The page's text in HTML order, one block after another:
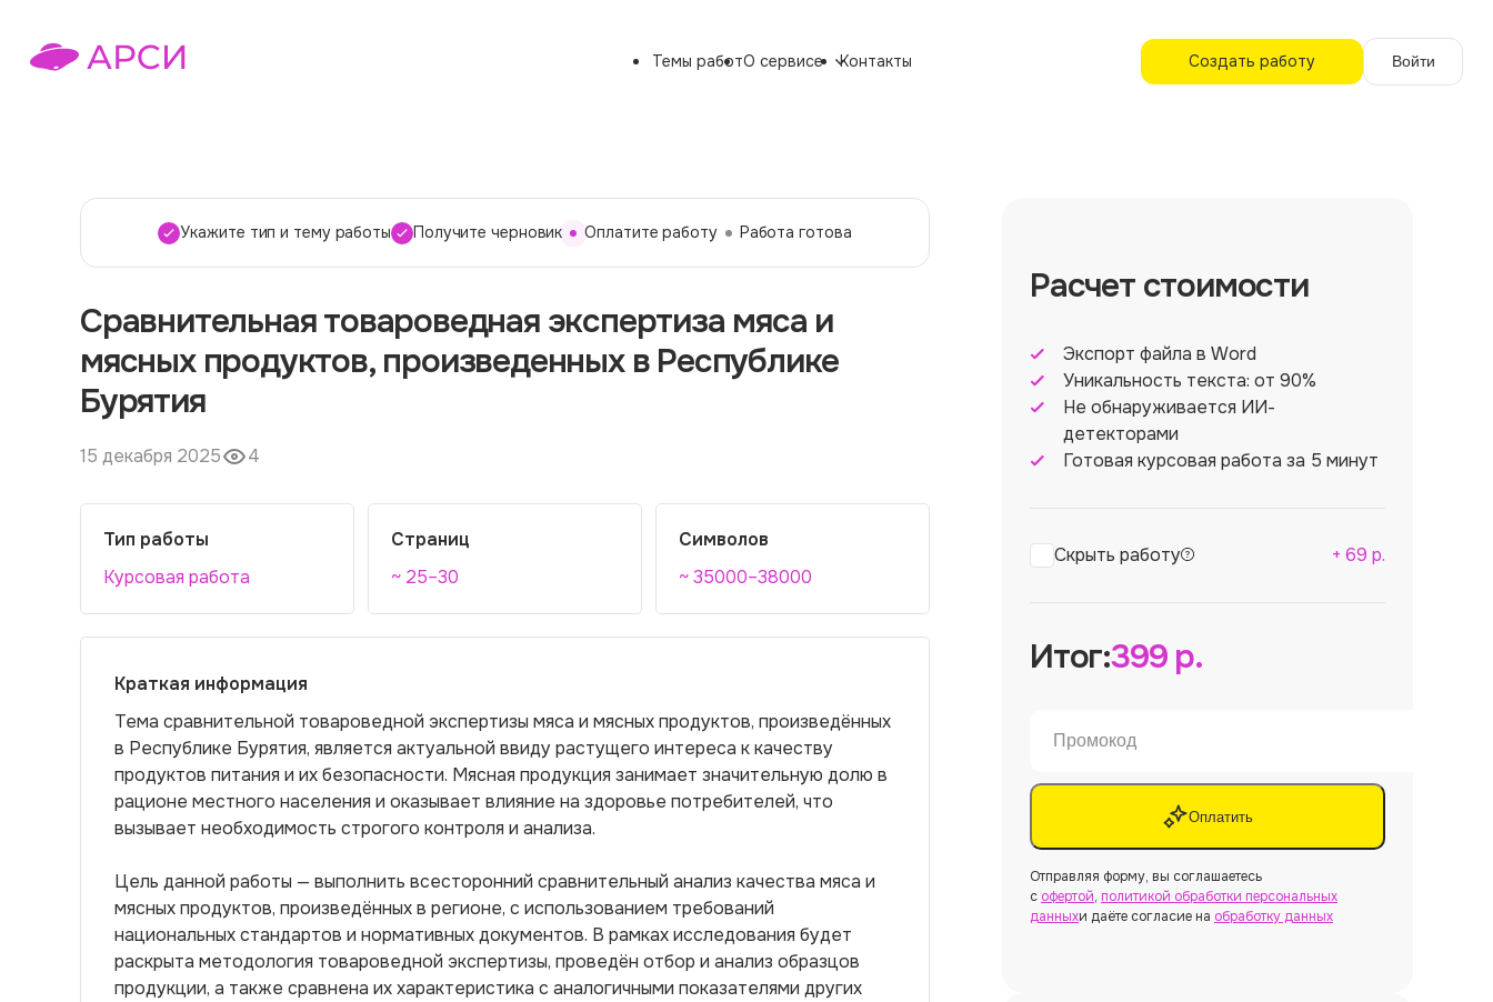
Темы работО сервисе Контакты Создать работу Войти
Укажите тип и тему работы Получите черновик Оплатите работу Работа готова
Сравнительная товароведная экспертиза мяса и
мясных продуктов, произведенных в Республике
Бурятия
15 декабря 2025 4
Тип работы
Курсовая работа
Страниц
~ 25–30
Символов
~ 35000–38000
Краткая информация
Тема сравнительной товароведной экспертизы мяса и мясных продуктов, произведённых
в Республике Бурятия, является актуальной ввиду растущего интереса к качеству
продуктов питания и их безопасности. Мясная продукция занимает значительную долю в
рационе местного населения и оказывает влияние на здоровье потребителей, что
вызывает необходимость строгого контроля и анализа.
Цель данной работы — выполнить всесторонний сравнительный анализ качества мяса и
мясных продуктов, произведённых в регионе, с использованием требований
национальных стандартов и нормативных документов. В рамках исследования будет
раскрыта методология товароведной экспертизы, проведён отбор и анализ образцов
продукции, а также сравнена их характеристика с аналогичными показателями других
Расчет стоимости
Экспорт файла в Word
Уникальность текста: от 90%
Не обнаруживается ИИ-
детекторами
Готовая курсовая работа за 5 минут
Скрыть работу + 69 р.
Итог:399р.
Оплатить
Отправляя форму, вы соглашаетесь
с офертой, политикой обработки персональных
данныхи даёте согласие на обработку данных